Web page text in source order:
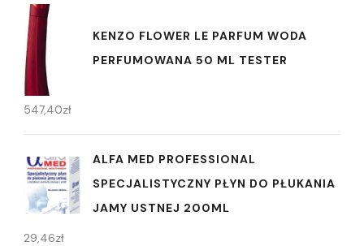
KENZO FLOWER LE PARFUM WODA
PERFUMOWANA 50 ML TESTER
547,40zł
ALFA MED PROFESSIONAL
SPECJALISTYCZNY PŁYN DO PŁUKANIA
JAMY USTNEJ 200ML
29,46zł